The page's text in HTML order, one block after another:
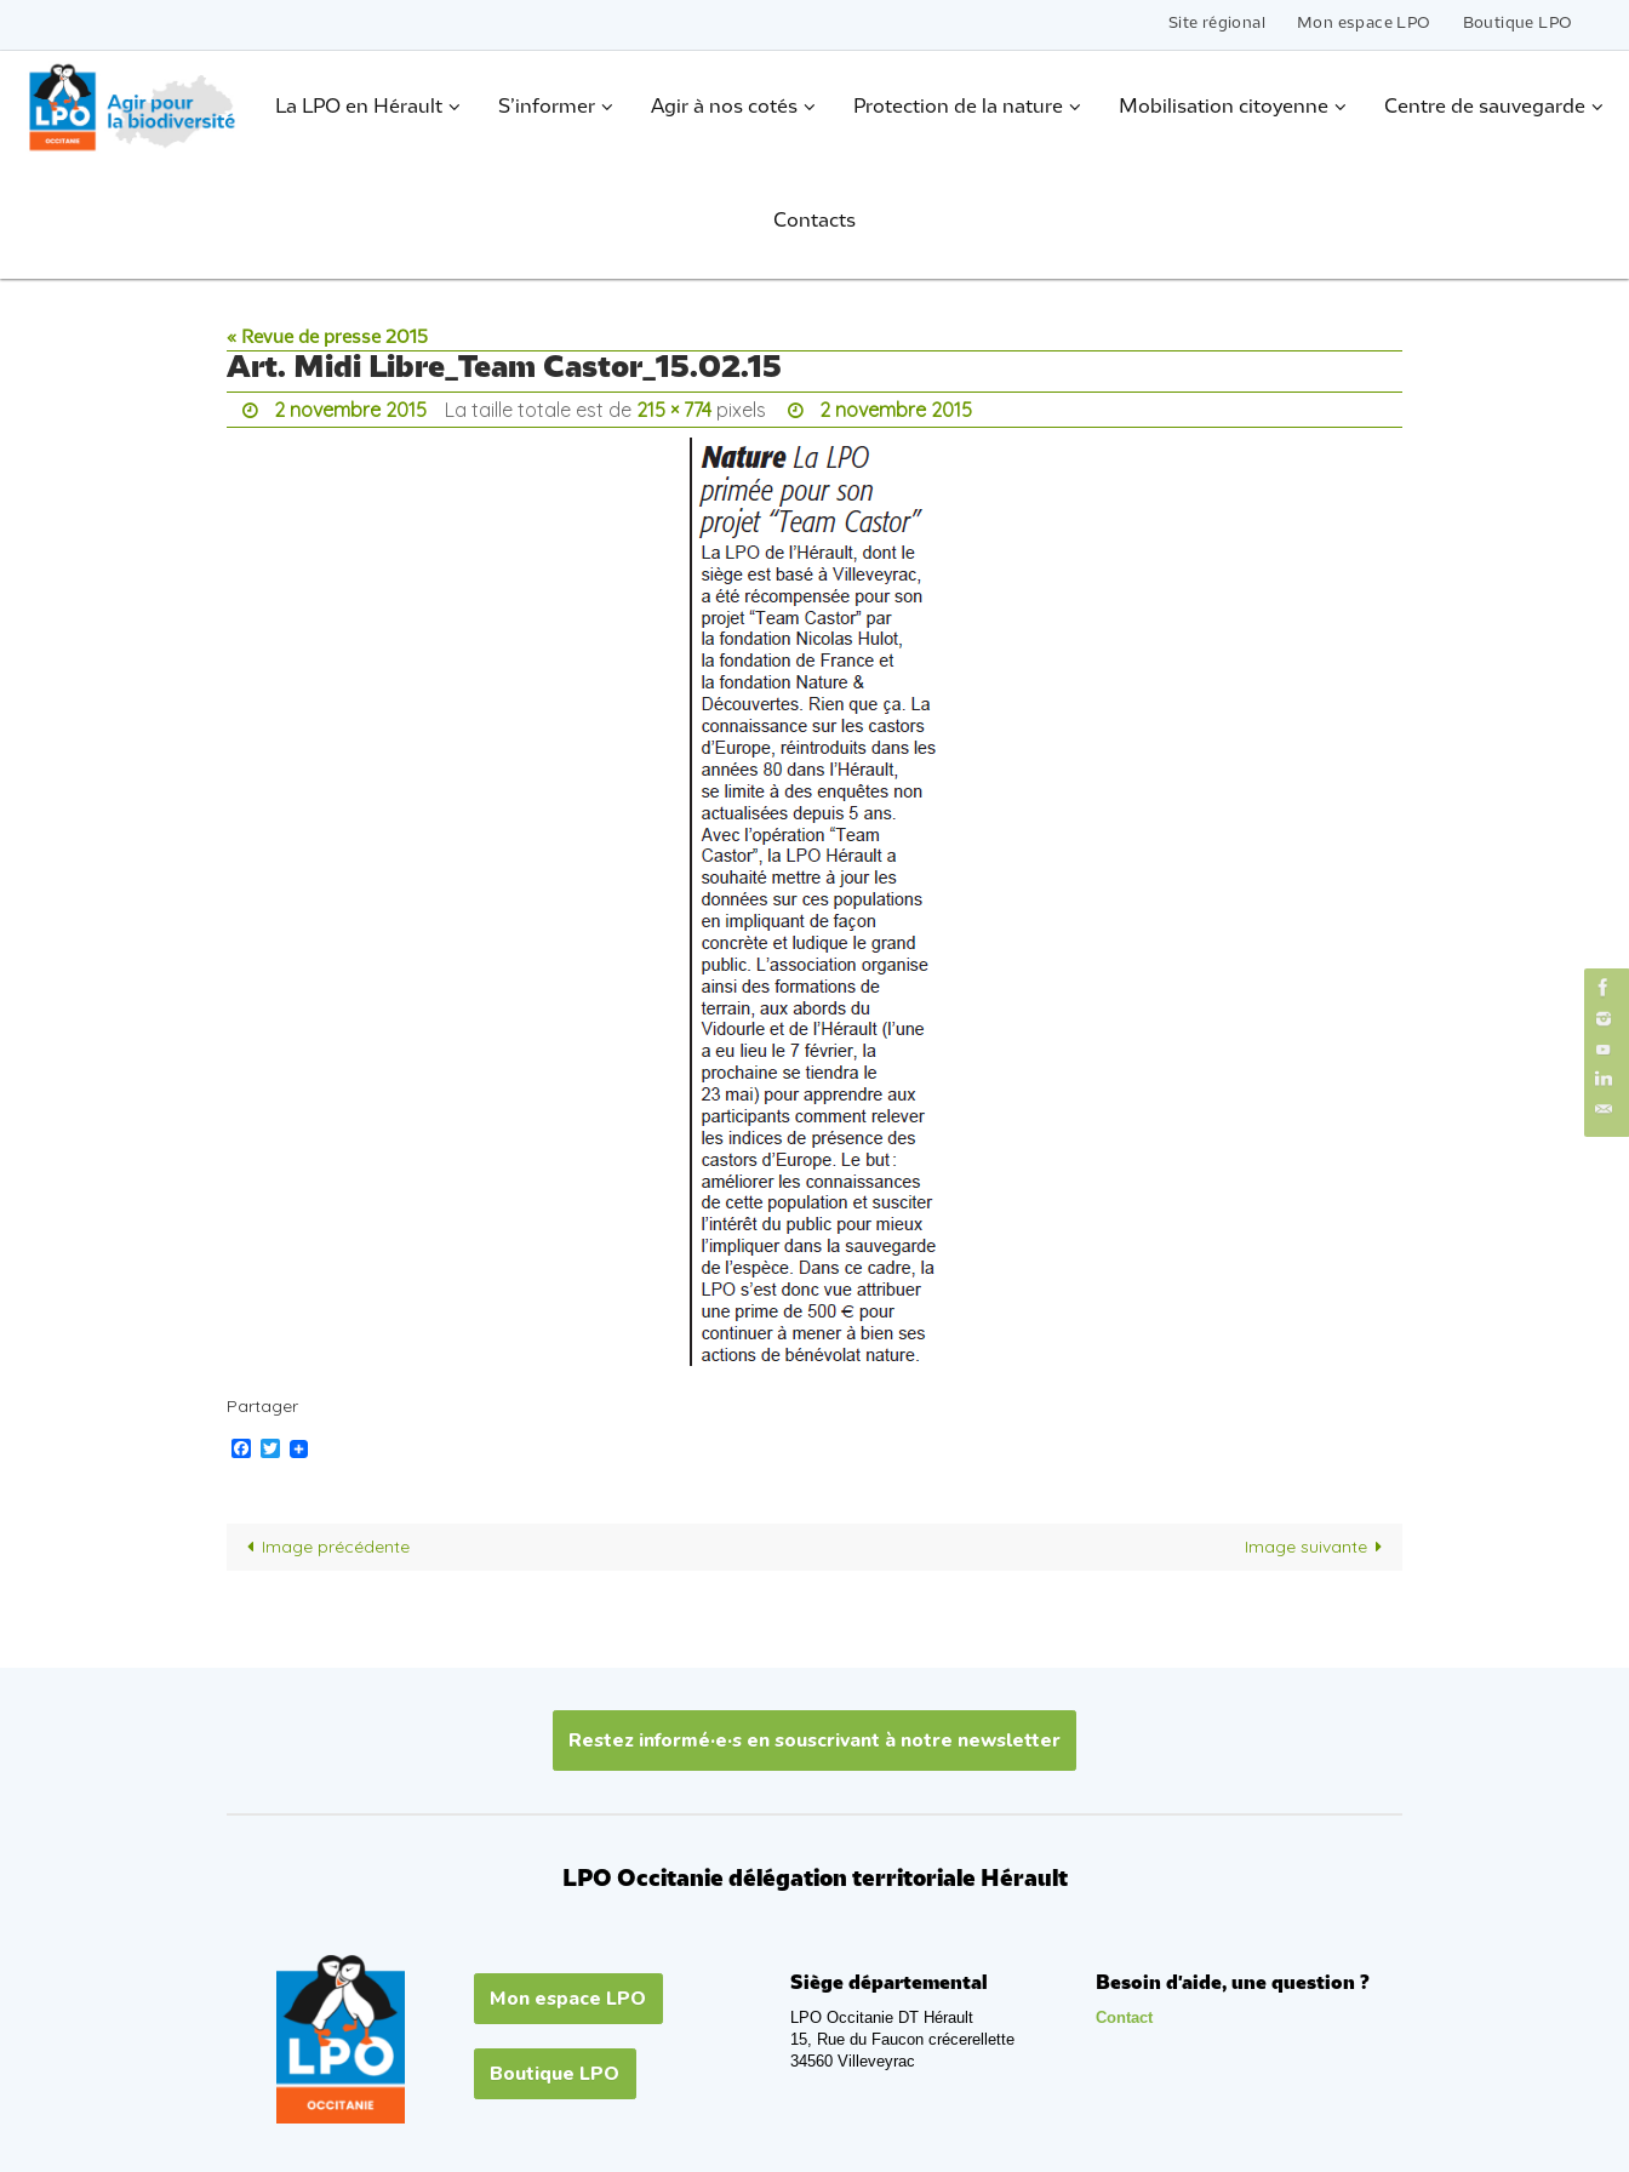
le
contenu
Site régional Mon espace LPO Boutique LPO
Passer
contenu
. La LPO en Hérault S’informer Agir à nos cotés Protection de la nature Mobilisation citoyenne Centre de sauvegarde
Contacts
« Revue de presse 2015
Art. Midi Libre_Team Castor_15.02.15
2 novembre 2015 La taille totale est de 215 × 774pixels 2 novembre 2015
Partager
Facebook
Twitter
Image précédente Image suivante
Restez informé·e·s en souscrivant à notre newsletter
LPO Occitanie délégation territoriale Hérault
Mon espace LPO
Boutique LPO
Siège départemental
LPO Occitanie DT Hérault
15, Rue du Faucon crécerellette
34560 Villeveyrac
Besoin d'aide, une question ?
Contact